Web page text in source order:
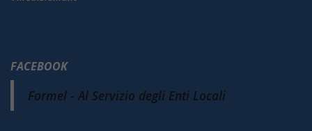
FACEBOOK
Formel - Al Servizio degli Enti Locali